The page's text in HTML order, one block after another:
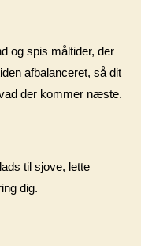
og spis måltider, der
afbalanceret, så dit
der kommer næste.
til sjove, lette
dig.